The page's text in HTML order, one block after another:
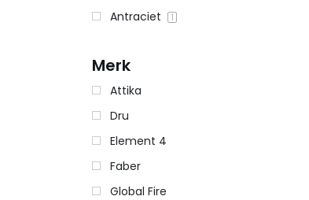
Antraciet 1
Merk
Attika
Dru
Element 4
Faber
Global Fire